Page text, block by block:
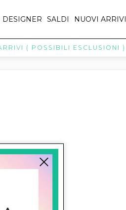
DESIGNER SALDI NUOVI ARRIVI
( POSSIBILI ESCLUSIONI )